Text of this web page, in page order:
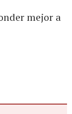
mejor a